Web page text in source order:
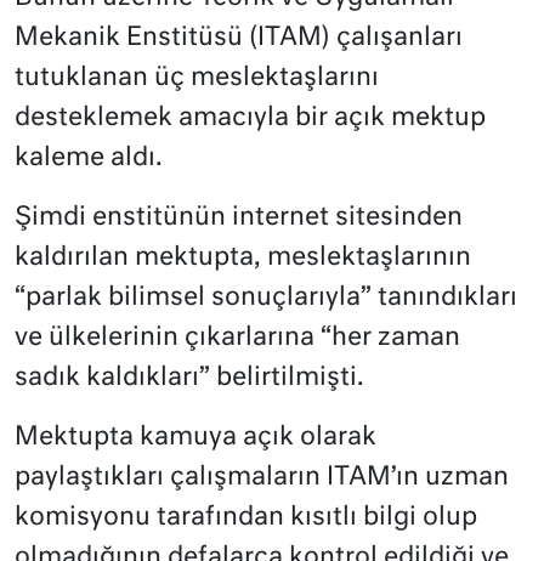
Mekanik Enstitüsü (ITAM) çalışanları
tutuklanan üç meslektaşlarını
desteklemek amacıyla bir açık mektup
kaleme aldı.
Şimdi enstitünün internet sitesinden
kaldırılan mektupta, meslektaşlarının
“parlak bilimsel sonuçlarıyla” tanındıkları
ve ülkelerinin çıkarlarına “her zaman
sadık kaldıkları” belirtilmişti.
Mektupta kamuya açık olarak
paylaştıkları çalışmaların ITAM’ın uzman
komisyonu tarafından kısıtlı bilgi olup